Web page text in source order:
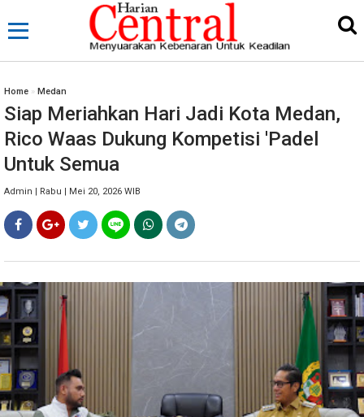
Home » Medan
Siap Meriahkan Hari Jadi Kota Medan,
Rico Waas Dukung Kompetisi 'Padel
Untuk Semua
Admin | Rabu | Mei 20, 2026 WIB